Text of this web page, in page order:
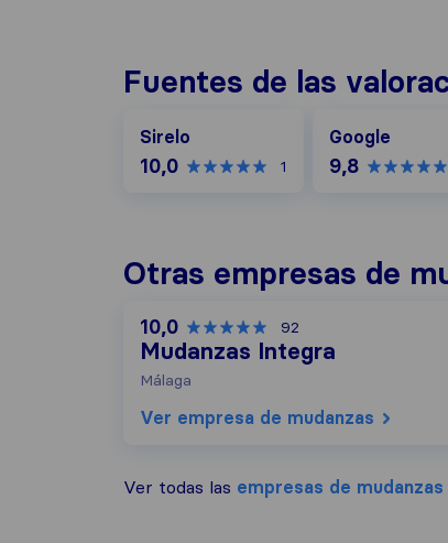
Fuentes de las
Sirelo
10,0 1
Google
9,8
Otras empresas de
10,0 92
Mudanzas Integra
Málaga
Ver empresa de mudanzas
Ver todas las empresas de mudanzas